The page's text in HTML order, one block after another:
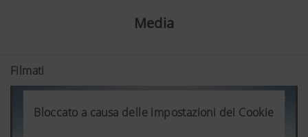
Media
Filmati
Bloccato a causa delle impostazioni dei Cookie
Bloccato a causa delle impostazioni dei Cookie
Bloccato a causa delle impostazioni dei Cookie